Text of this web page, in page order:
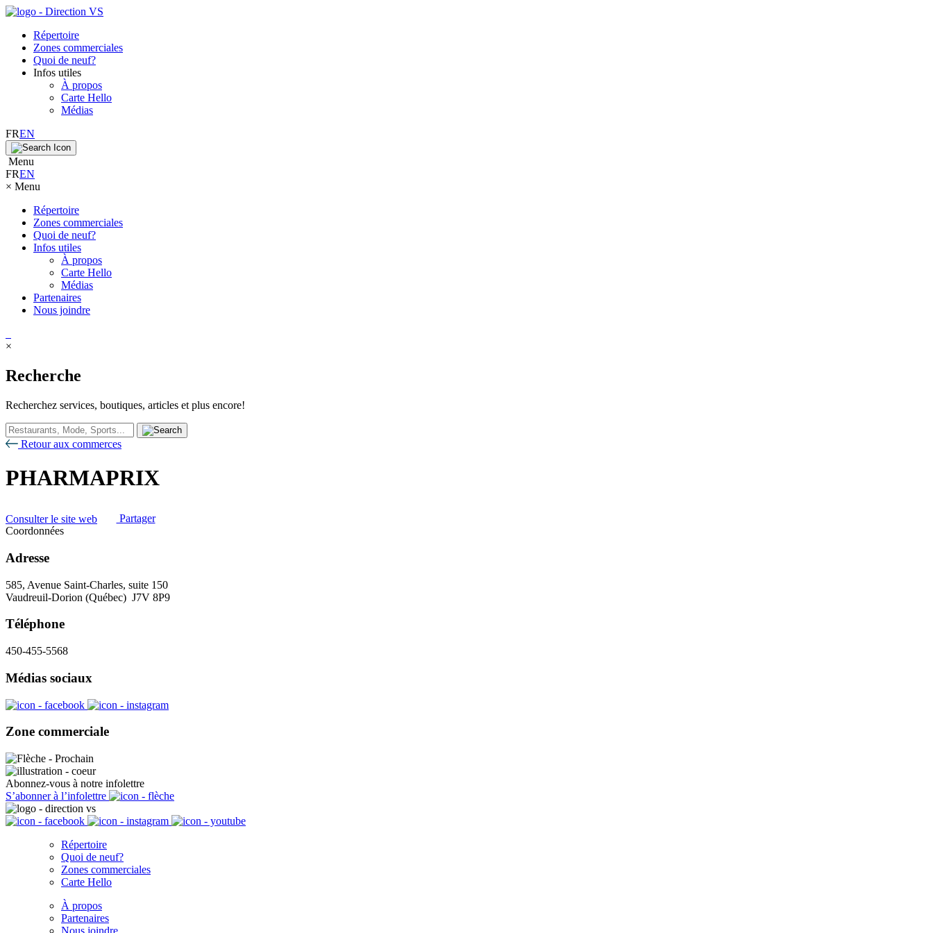
Répertoire
Zones commerciales
Quoi de neuf?
Infos utiles
À propos
Carte Hello
Médias
FREN
Menu
FREN
× Menu
Répertoire
Zones commerciales
Quoi de neuf?
Infos utiles
À propos
Carte Hello
Médias
Partenaires
Nous joindre
×
Recherche
Recherchez services, boutiques, articles et plus encore!
Retour aux commerces
PHARMAPRIX
Consulter le site web
Partager
Coordonnées
Adresse
585, Avenue Saint-Charles, suite 150
Vaudreuil-Dorion (Québec) J7V 8P9
Téléphone
450-455-5568
Médias sociaux
Zone commerciale
Abonnez-vous à notre infolettre
S’abonner à l’infolettre
Répertoire
Quoi de neuf?
Zones commerciales
Carte Hello
À propos
Partenaires
Nous joindre